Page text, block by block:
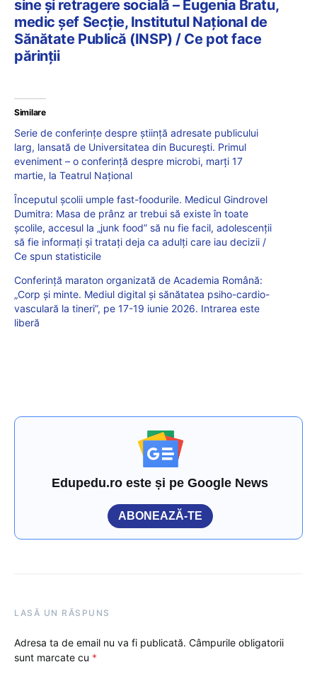
sine și retragere socială – Eugenia Bratu,
medic şef Secţie, Institutul Național de
Sănătate Publică (INSP) / Ce pot face
părinții
Similare
Serie de conferințe despre știință adresate publicului
larg, lansată de Universitatea din București. Primul
eveniment – o conferință despre microbi, marți 17
martie, la Teatrul Național
Începutul școlii umple fast-foodurile. Medicul Gindrovel
Dumitra: Masa de prânz ar trebui să existe în toate
școlile, accesul la „junk food” să nu fie facil, adolescenții
să fie informați și tratați deja ca adulți care iau decizii /
Ce spun statisticile
Conferință maraton organizată de Academia Română:
„Corp și minte. Mediul digital și sănătatea psiho-cardio-
vasculară la tineri”, pe 17-19 iunie 2026. Intrarea este
liberă
Edupedu.ro este și pe Google News
ABONEAZĂ-TE
LASĂ UN RĂSPUNS
Adresa ta de email nu va fi publicată. Câmpurile obligatorii
sunt marcate cu *